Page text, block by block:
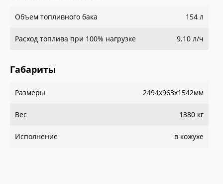
Объем топливного бака 154 л
Расход топлива при 100% нагрузке 9.10 л/ч
Габариты
Размеры 2494x963x1542мм
Вес 1380 кг
Исполнение в кожухе